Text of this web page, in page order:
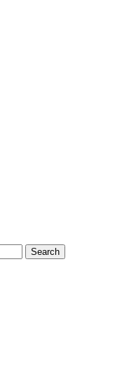
Search